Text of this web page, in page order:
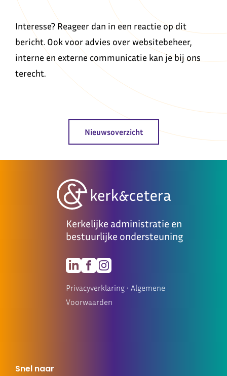
Interesse? Reageer dan in een reactie op dit
bericht. Ook voor advies over websitebeheer,
interne en externe communicatie kan je bij ons
terecht.
Nieuwsoverzicht
Kerkelijke administratie en
bestuurlijke ondersteuning
Privacyverklaring • Algemene
Voorwaarden
Snel naar